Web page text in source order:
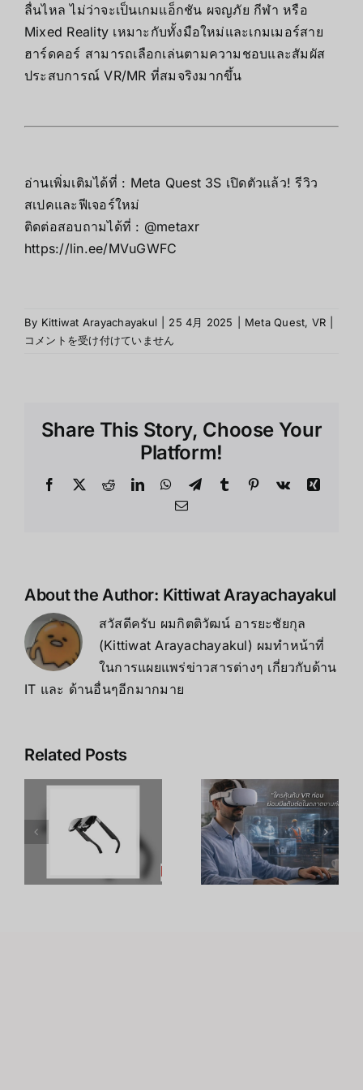
ลื่นไหล ไม่ว่าจะเป็นเกมแอ็กชัน ผจญภัย กีฬา หรือ
Mixed Reality เหมาะกับทั้งมือใหม่และเกมเมอร์สาย
ฮาร์ดคอร์ สามารถเลือกเล่นตามความชอบและสัมผัส
ประสบการณ์ VR/MR ที่สมจริงมากขึ้น
อ่านเพิ่มเติมได้ที่ : Meta Quest 3S เปิดตัวแล้ว! รีวิว
สเปคและฟีเจอร์ใหม่
ติดต่อสอบถามได้ที่ : @metaxr
https://lin.ee/MVuGWFC
By Kittiwat Arayachayakul 25 4月 2025 Meta Quest, VR
コメントを受け付けていません
Share This Story, Choose Your
Platform!
Facebook
X RedditLinkedInWhatsApp
TelegramTumblr Pinterest
Vk
Xing
Email
About the Author: Kittiwat Arayachayakul
สวัสดีครับ ผมกิตติวัฒน์ อารยะชัยกุล
(Kittiwat Arayachayakul) ผมทำหน้าที่
ในการแผยแพร่ข่าวสารต่างๆ เกี่ยวกับด้าน
IT และ ด้านอื่นๆอีกมากมาย
Related Posts
Metaverse:
โอกาสทองที่
คุณเตรียมตัว
เพิ่ม
ประสิทธิภาพ
การเรียนรู้
ของพนักงาน
ด้วย